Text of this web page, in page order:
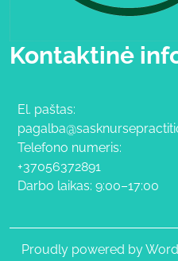
Kontaktinė
El. paštas:
Telefono numeris:
+37056372891
Darbo laikas: 9:00–17:00
Proudly powered by